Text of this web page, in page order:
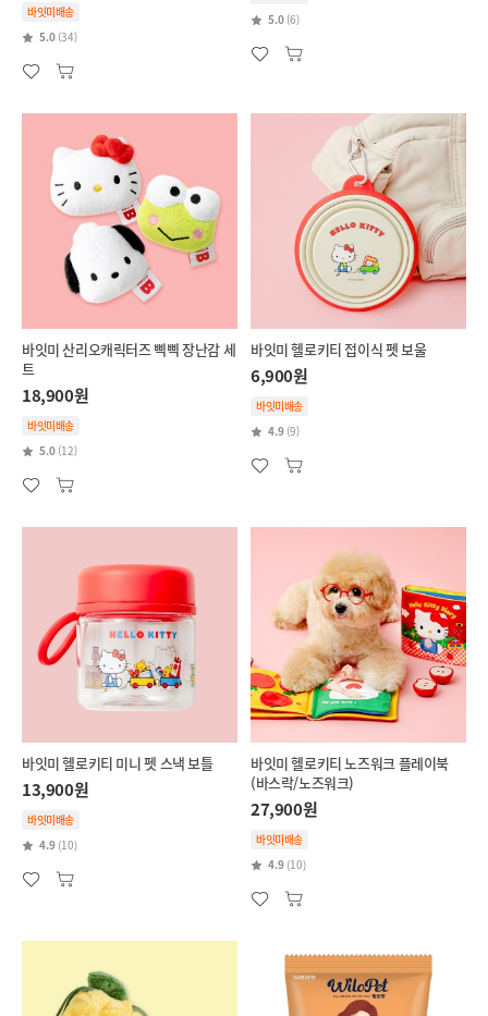
바잇미배송
5.0 (34)
5.0 (6)
바잇미 산리오캐릭터즈 삑삑 장난감 세
트
18,900원
바잇미배송
5.0 (12)
바잇미 헬로키티 접이식 펫 보울
6,900원
바잇미배송
4.9 (9)
바잇미 헬로키티 미니 펫 스낵 보틀
13,900원
바잇미배송
4.9 (10)
바잇미 헬로키티 노즈워크 플레이북
(바스락/노즈워크)
27,900원
바잇미배송
4.9 (10)